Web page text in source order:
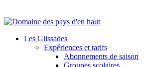
Les Glissades
Expériences et tarifs
Abonnements de saison
Groupes scolaires